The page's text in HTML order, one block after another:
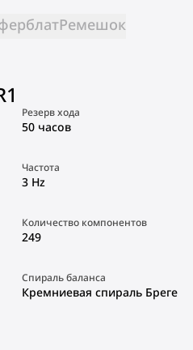
Ремешок
Резерв хода
50 часов
Частота
3 Hz
Количество компонентов
249
Спираль баланса
Кремниевая спираль Бреге